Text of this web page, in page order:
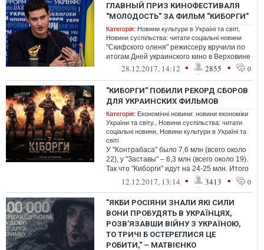
ГЛАВНЫЙ ПРИЗ КИНОФЕСТИВАЛЯ
"МОЛОДОСТЬ" ЗА ФИЛЬМ "КИБОРГИ"
Категорія: Новини культури в Україні та світі
Новини суспільства: читати соціальні новини
"Скифского оленя" режиссеру вручили по
итогам Дней украинского кино в Верховине
28.12.2017, 14:12 • 2855 • 0
"КИБОРГИ" ПОБИЛИ РЕКОРД СБОРОВ
ДЛЯ УКРАИНСКИХ ФИЛЬМОВ
Категорія: Економічні новини: новини економіки
України та світу.
Новини суспільства: читати
соціальні новини Новини культури в Україні та
світі
У "Контрабаса" было 7,6 млн (всего около
22), у "Заставы" – 6,3 млн (всего около 19).
Так что "Киборги" идут на 24-25 млн. Итого
– три украинские лент...
12.12.2017, 13:14 • 3413 • 0
"ЯКБИ РОСІЯНИ ЗНАЛИ ЯКІ СИЛИ
ВОНИ ПРОБУДЯТЬ В УКРАЇНЦЯХ,
РОЗВ’ЯЗАВШИ ВІЙНУ З УКРАЇНОЮ,
ТО ТРИЧІ Б ОСТЕРЕГЛИСЯ ЦЕ
РОБИТИ," – МАТВІЄНКО